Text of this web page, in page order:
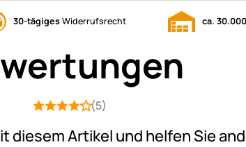
30-tägigesWiderrufsrecht ca.
Bewertung: 4 von 5 (5 Bewertungen)
5 Bewertungen
(5)
diesem Artikel und helfen Sie